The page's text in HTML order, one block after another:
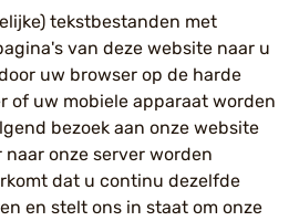
tekstbestanden met
van deze website naar u
uw browser op de harde
of uw mobiele apparaat worden
bezoek aan onze website
onze server worden
dat u continu dezelfde
en stelt ons in staat om onze